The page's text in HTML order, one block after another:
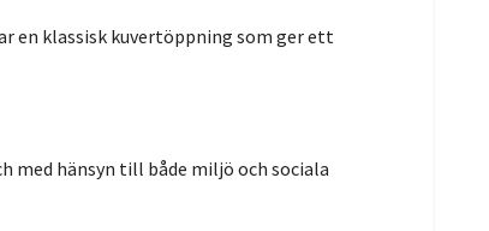
en klassisk kuvertöppning som ger ett
med hänsyn till både miljö och sociala